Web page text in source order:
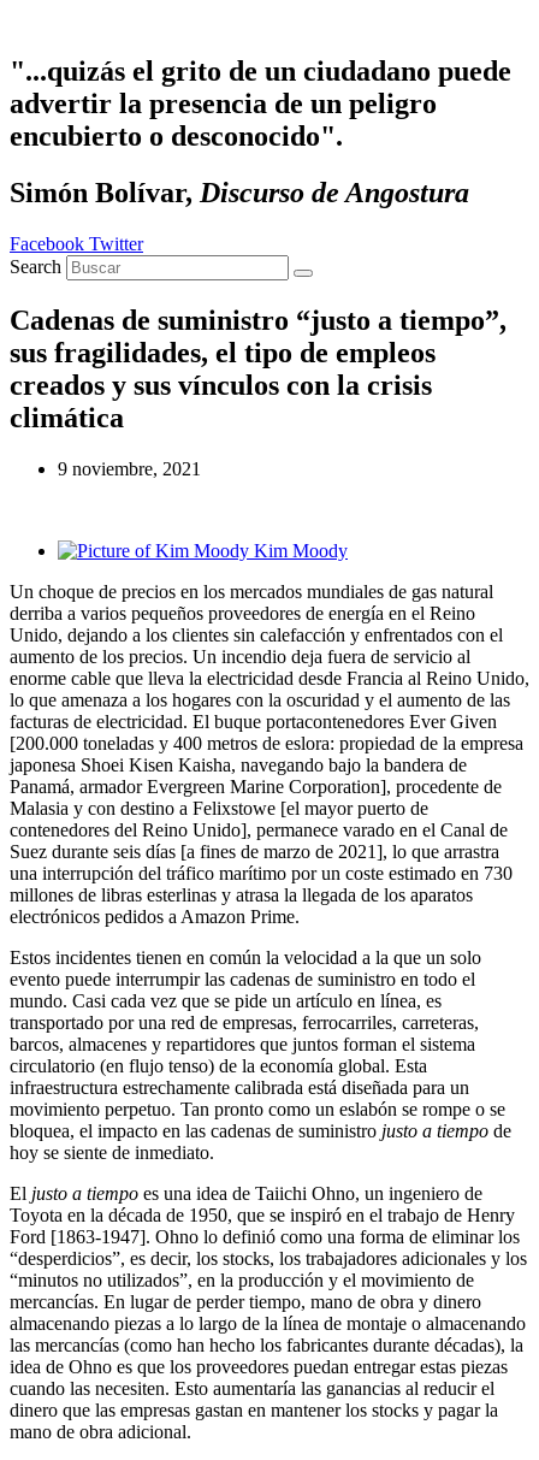
"...quizás el grito de un ciudadano puede
advertir la presencia de un peligro
encubierto o desconocido".
Simón Bolívar, Discurso de Angostura
Facebook Twitter
Search
Cadenas de suministro “justo a tiempo”,
sus fragilidades, el tipo de empleos
creados y sus vínculos con la crisis
climática
9 noviembre, 2021
Kim Moody
Un choque de precios en los mercados mundiales de gas natural
derriba a varios pequeños proveedores de energía en el Reino
Unido, dejando a los clientes sin calefacción y enfrentados con el
aumento de los precios. Un incendio deja fuera de servicio al
enorme cable que lleva la electricidad desde Francia al Reino Unido,
lo que amenaza a los hogares con la oscuridad y el aumento de las
facturas de electricidad. El buque portacontenedores Ever Given
[200.000 toneladas y 400 metros de eslora: propiedad de la empresa
japonesa Shoei Kisen Kaisha, navegando bajo la bandera de
Panamá, armador Evergreen Marine Corporation], procedente de
Malasia y con destino a Felixstowe [el mayor puerto de
contenedores del Reino Unido], permanece varado en el Canal de
Suez durante seis días [a fines de marzo de 2021], lo que arrastra
una interrupción del tráfico marítimo por un coste estimado en 730
millones de libras esterlinas y atrasa la llegada de los aparatos
electrónicos pedidos a Amazon Prime.
Estos incidentes tienen en común la velocidad a la que un solo
evento puede interrumpir las cadenas de suministro en todo el
mundo. Casi cada vez que se pide un artículo en línea, es
transportado por una red de empresas, ferrocarriles, carreteras,
barcos, almacenes y repartidores que juntos forman el sistema
circulatorio (en flujo tenso) de la economía global. Esta
infraestructura estrechamente calibrada está diseñada para un
movimiento perpetuo. Tan pronto como un eslabón se rompe o se
bloquea, el impacto en las cadenas de suministro justo a tiempo de
hoy se siente de inmediato.
El justo a tiempo es una idea de Taiichi Ohno, un ingeniero de
Toyota en la década de 1950, que se inspiró en el trabajo de Henry
Ford [1863-1947]. Ohno lo definió como una forma de eliminar los
“desperdicios”, es decir, los stocks, los trabajadores adicionales y los
“minutos no utilizados”, en la producción y el movimiento de
mercancías. En lugar de perder tiempo, mano de obra y dinero
almacenando piezas a lo largo de la línea de montaje o almacenando
las mercancías (como han hecho los fabricantes durante décadas), la
idea de Ohno es que los proveedores puedan entregar estas piezas
cuando las necesiten. Esto aumentaría las ganancias al reducir el
dinero que las empresas gastan en mantener los stocks y pagar la
mano de obra adicional.